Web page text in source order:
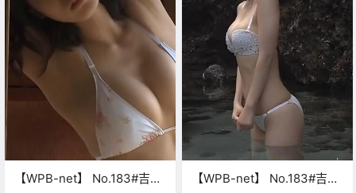
【WPB-net】 No.183#吉岡
【WPB-net】 No.183#吉岡